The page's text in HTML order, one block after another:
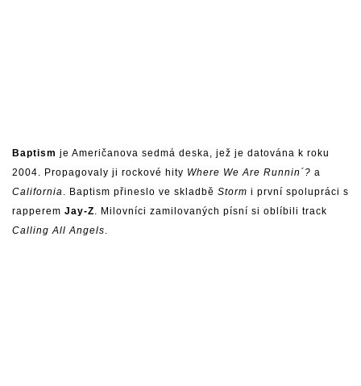
Baptism je Američanova sedmá deska, jež je datována k roku
2004. Propagovaly ji rockové hity Where We Are Runnin´? a
California. Baptism přineslo ve skladbě Storm i první spolupráci s
rapperem Jay-Z. Milovníci zamilovaných písní si oblíbili track
Calling All Angels.